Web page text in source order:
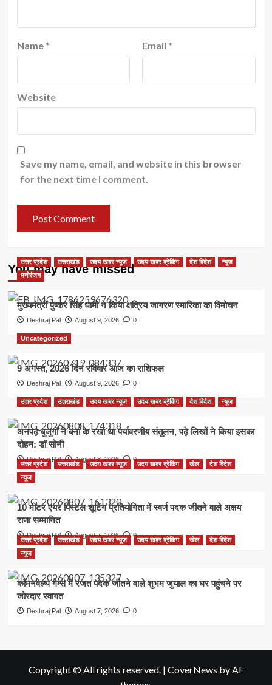
Name * Email *
Website
Save my name, email, and website in this browser
for the next time I comment.
You may have missed
उत्तर प्रदेश उत्तराखंड उदय खबर न्यूज उदय खबर ब्रेकिंग देश विदेश
न्यूज
मनोरंजन
मुख्यमंत्री पुष्कर सिंह धामी ने किया क्षत्रिय जागरण स्मारिका का विमोचन
Deshraj Pal August 9, 2026 0
Uncategorized
9 अगस्त, 2026 दिन रविवार आज का राशिफल
Deshraj Pal August 9, 2026 0
उत्तर प्रदेश उत्तराखंड उदय खबर न्यूज उदय खबर ब्रेकिंग देश विदेश न्यूज
अनपढ़ बुजुर्गों ने बना के रखा था पर्यावरणीय संतुलन, पढ़े लिखों ने किया इसका
दोहन: डॉ सोनी
Deshraj Pal August 8, 2026 0
उत्तर प्रदेश उत्तराखंड उदय खबर न्यूज उदय खबर ब्रेकिंग खेल
देश विदेश
न्यूज
10 मीटर एयर पिस्टल शूटिंग प्रतियोगिता में स्वर्ण पदक जीतने वाले अक्षय
राणा सम्मानित
Deshraj Pal August 7, 2026 0
उत्तर प्रदेश उत्तराखंड उदय खबर न्यूज उदय खबर ब्रेकिंग खेल
देश विदेश
न्यूज
कॉमनवेल्थ गेम्स में रजत पदक जीतने वाले शुभम जुयाल का घर पहुंचने पर
जोरदार स्वागत
Deshraj Pal August 7, 2026 0
Copyright © All rights reserved. | CoverNews by AF